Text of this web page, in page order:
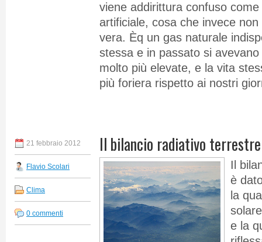
viene addirittura confuso
artificiale, cosa che invece
vera. Èq un gas naturale
stessa e in passato si
molto più elevate, e la vita
più foriera rispetto ai nostri
21 febbraio 2012
Flavio Scolari
Clima
0 commenti
Il bilancio radiativo terrestre
Il
è
la
e la